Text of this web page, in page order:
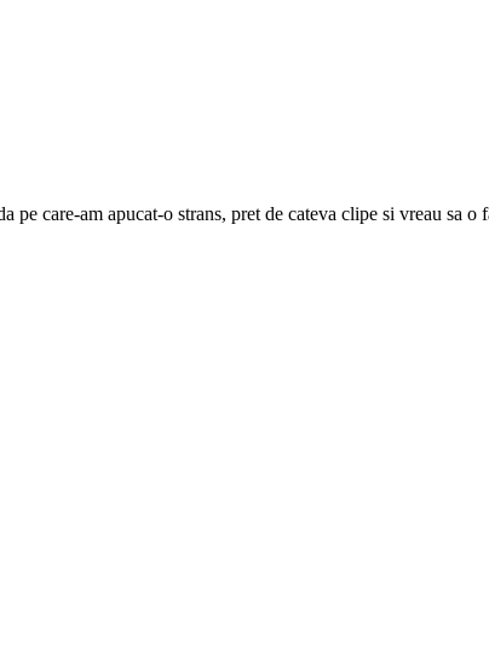
care-am apucat-o strans, pret de cateva clipe si vreau sa